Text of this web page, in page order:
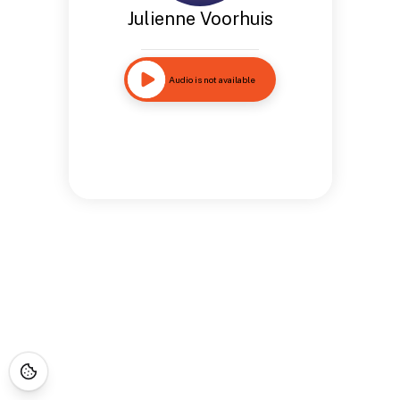
Julienne Voorhuis
Audio is not available